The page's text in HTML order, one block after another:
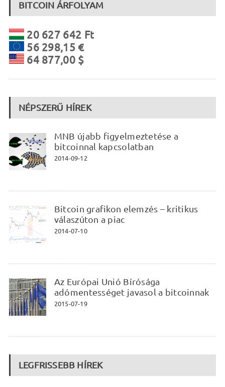
BITCOIN ÁRFOLYAM
20 627 642 Ft
56 298,15 €
64 877,00 $
NÉPSZERŰ HÍREK
MNB újabb figyelmeztetése a
bitcoinnal kapcsolatban
2014-09-12
Bitcoin grafikon elemzés – kritikus
válaszúton a piac
2014-07-10
Az Európai Unió Bírósága
adómentességet javasol a bitcoinnak
2015-07-19
LEGFRISSEBB HÍREK